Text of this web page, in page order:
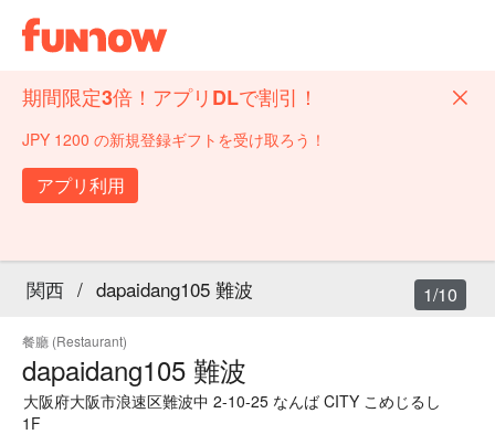
期間限定3倍！アプリDLで割引！
JPY 1200 の新規登録ギフトを受け取ろう！
アプリ利用
関西 / dapaidang105 難波
餐廳 (Restaurant)
dapaidang105 難波
大阪府大阪市浪速区難波中 2-10-25 なんば CITY こめじるし
1F
1/10